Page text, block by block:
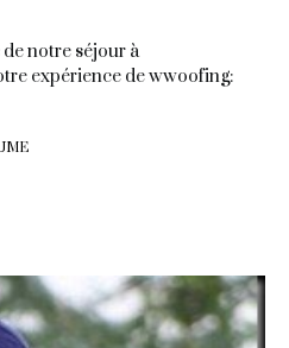
notre séjour à
expérience de wwoofing: